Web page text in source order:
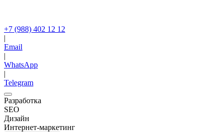
+7 (988) 402 12 12
|
Email
|
WhatsApp
|
Telegram
Разработка
SEO
Дизайн
Интернет-маркетинг